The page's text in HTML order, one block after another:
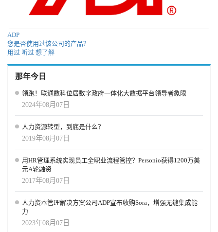
怪异故事。如今这些报道早已消失，取而代之的是超过1万亿美元的
这并不意味着AI百分之百安全。如果使用不当，你仍可能得到错误
结论、糟糕报告或虚假结果。但我们正在学习如何“验证AI”的输
出，对其“概率性特征”也更加适应。 新的挑战也随之出现——AI的
ChatGPT查询平均会消耗4升水，这已成为亟待解决的新问题。 接下
来会怎样？ 我们才刚刚开始，AI的演进远未结束。 第一阶段：从单
用户到多功能使用场景 AI的最大ROI将来自我称之为“多功能智能
体”（Multi-Functional Agent）的形态。当前的AI工具，就像汽车中
的“助力方向盘”——虽然能帮助转动方向，但我们真正想要的是“AI
训领域率先出现。如今的AI代理能自动撰写职位需求、与候选人沟
通、安排面试并筛选简历，接下来还会连接入职与绩效评估。这种
“招聘-职业一体化智能体”正是多功能AI的雏形，我们也在为供应商
与买方制定相关蓝图。 企业不希望拥有上百个“各自为政的Agent”，
而是希望建立能贯穿端到端业务流程的“智能工作代理”。例如，“从
设计到生产再到销售”或“从营销到签约、再到开票与支持”的全流
现（多数由IT团队自建，而非完全依赖供应商），企业岗位将被系
统性重塑。不再需要“面试协调员”“客户预约助理”或“应收账款专员”
——这些工作将被整合到AI工作流中。 在我们的Galileo实践中也能
看到这一趋势：它从最初的HR助手，进化为能自动回答问题、生成
ADP
您是否使用过该公司的产品？
用过 听过 想了解
那年今日
领跑！联通数科位居数字政府一体化大数据平台领导者象限
2024年08月07日
人力资源转型，到底是什么？
2019年08月07日
用HR管理系统实现员工全职业流程管控？Personio获得1200万美
元A轮融资
2017年08月07日
人力资本管理解决方案公司ADP宣布收购Sora，增强无缝集成能
力
2023年08月07日